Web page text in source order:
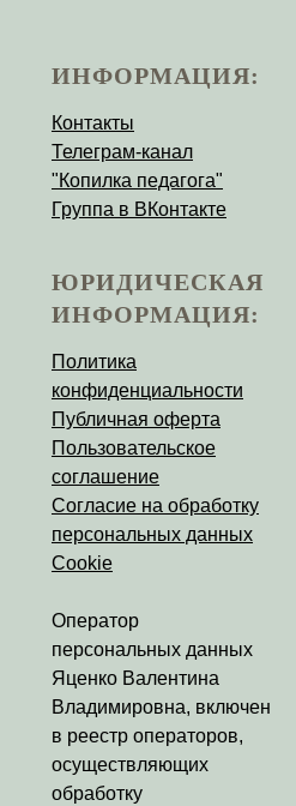
ИНФОРМАЦИЯ:
Контакты
Телеграм-канал
"Копилка педагога"
Группа в ВКонтакте
ЮРИДИЧЕСКАЯ
ИНФОРМАЦИЯ:
Политика
конфиденциальности
Публичная оферта
Пользовательское
соглашение
Согласие на обработку
персональных данных
Cookie
Оператор
персональных данных
Яценко Валентина
Владимировна, включен
в реестр операторов,
осуществляющих
обработку